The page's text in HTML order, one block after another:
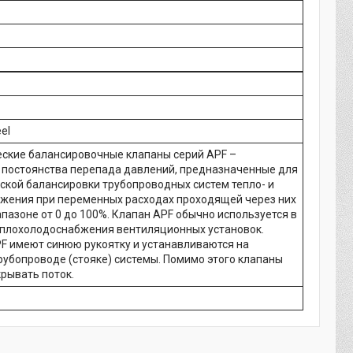
балансировочные клапаны серий APF –
перепада давлений, предназначенные для
балансировки трубопроводных систем тепло- и
при переменных расходах проходящей через них
от 0 до 100%. Клапан APF обычно используется в
вентиляционных установок.
имеют синюю рукоятку и устанавливаются на
(стояке) системы. Помимо этого клапаны
поток.